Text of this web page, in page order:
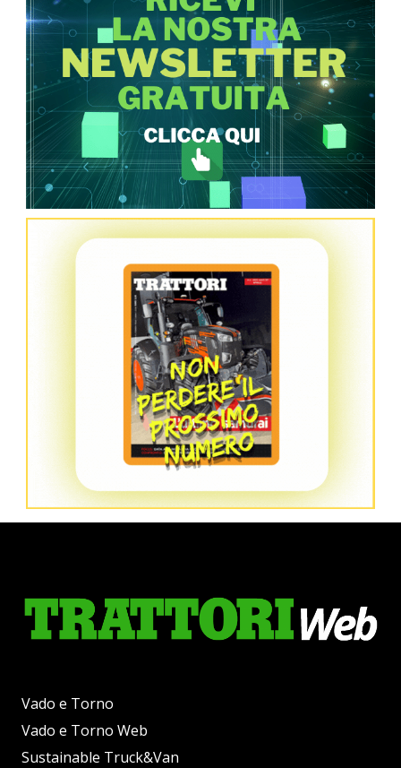
Vado e Torno
Vado e Torno Web
Sustainable Truck&Van